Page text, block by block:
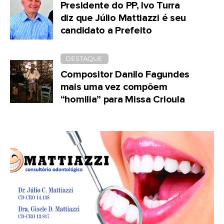
Presidente do PP, Ivo Turra
diz que Júlio Mattiazzi é seu
candidato a Prefeito
DESTAQUE
Compositor Danilo Fagundes
mais uma vez compõem
“homilia” para Missa Crioula